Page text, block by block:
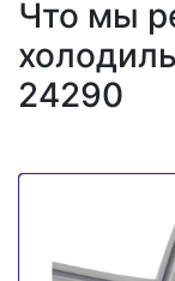
Что мы
24290